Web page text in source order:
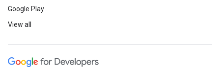
Google Play
View all